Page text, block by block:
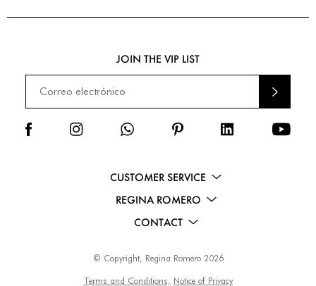
CUSTOMER SERVICE
REGINA ROMERO
CONTACT
JOIN THE VIP LIST
ENVI
AR
© Copyright, Regina Romero 2026
Terms and Conditions, Notice of Privacy